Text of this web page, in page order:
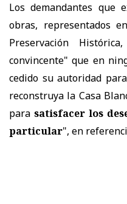
Los demandantes que
obras, representados
Preservación
convincente" que en
cedido su autoridad
reconstruya la Casa
para satisfacer los
particular", en